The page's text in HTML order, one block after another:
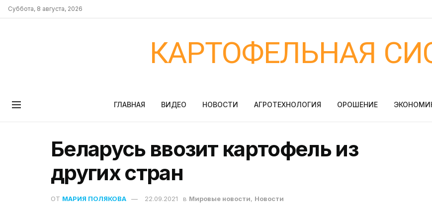
Суббота, 8 августа, 2026
КАРТОФЕЛЬНАЯ
ГЛАВНАЯ ВИДЕО НОВОСТИ АГРОТЕХНОЛОГИЯ ОРОШЕНИЕ
Беларусь ввозит картофель из
других стран
ОТ МАРИЯ ПОЛЯКОВА 22.09.2021 в Мировые новости, Новости